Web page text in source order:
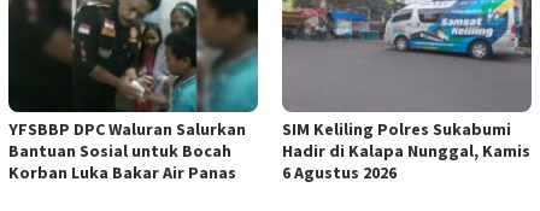
YFSBBP DPC Waluran Salurkan
Bantuan Sosial untuk Bocah
Korban Luka Bakar Air Panas
SIM Keliling Polres Sukabumi
Hadir di Kalapa Nunggal, Kamis
6 Agustus 2026